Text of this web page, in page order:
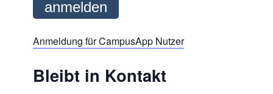
Anmeldung für CampusApp Nutzer
Bleibt in Kontakt